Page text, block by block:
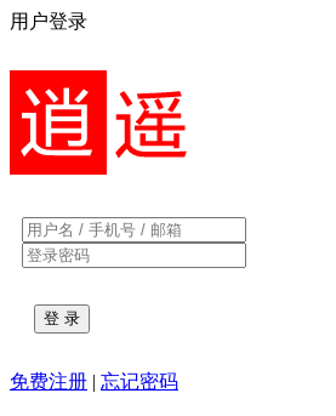
用户登录
免费注册 | 忘记密码